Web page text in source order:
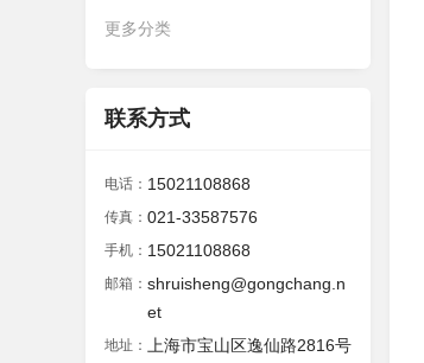
更多分类
联系方式
电话： 15021108868
传真： 021-33587576
手机： 15021108868
邮箱： shruisheng@gongchang.n
et
地址：
上海市宝山区逸仙路2816号